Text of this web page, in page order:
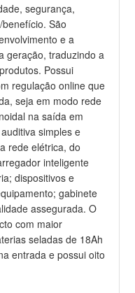
segurança,
São
e a
geração, traduzindo a
Possui
regulação online que
seja em modo rede
na saída em
simples e
rede elétrica, do
inteligente
dispositivos e
gabinete
assegurada. O
com maior
seladas de 18Ah
entrada e possui oito